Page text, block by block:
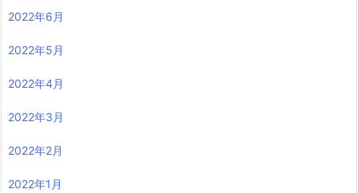
2022年6月
2022年5月
2022年4月
2022年3月
2022年2月
2022年1月